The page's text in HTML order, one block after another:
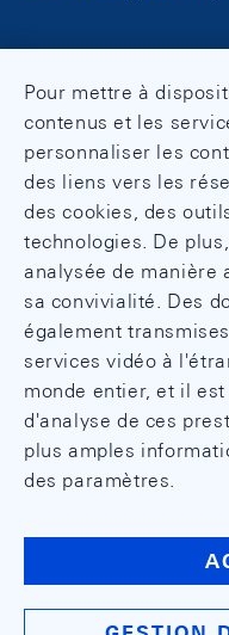
Pour mettre à
contenus et les
personnaliser les
des liens vers les
des cookies, des
technologies. De
analysée de manière
sa convivialité. Des
également
services vidéo à
monde entier, et il
d'analyse de ces
plus amples
des paramètres.